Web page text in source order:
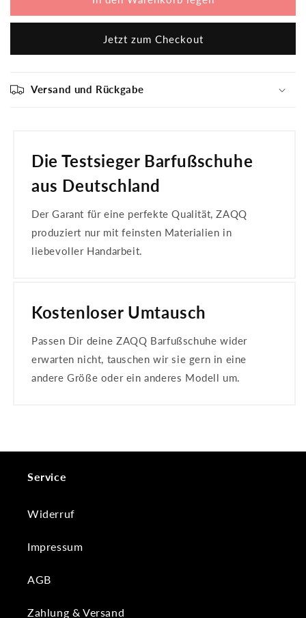
CLIQ
CLIQ
Jetzt zum Checkout
Versand und Rückgabe
Die Testsieger Barfußschuhe
aus Deutschland
Der Garant für eine perfekte Qualität, ZAQQ
produziert nur mit feinsten Materialien in
liebevoller Handarbeit.
Kostenloser Umtausch
Passen Dir deine ZAQQ Barfußschuhe wider
erwarten nicht, tauschen wir sie gern in eine
andere Größe oder ein anderes Modell um.
Service
Widerruf
Impressum
AGB
Zahlung & Versand